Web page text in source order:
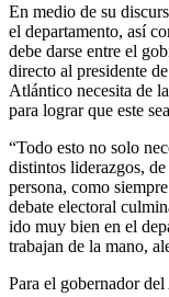
En medio de su
el departamento, así
debe darse entre el
directo al presidente
Atlántico necesita de
para lograr que este
“Todo esto no solo
distintos liderazgos,
persona, como
debate electoral
ido muy bien en el
trabajan de la mano,
Para el gobernador